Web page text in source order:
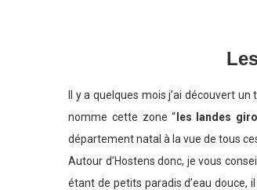
Il y a quelques mois j’ai découvert
nomme cette zone “ les landes
département natal à la vue de tous
Autour d’Hostens donc, je vous
étant de petits paradis d’eau